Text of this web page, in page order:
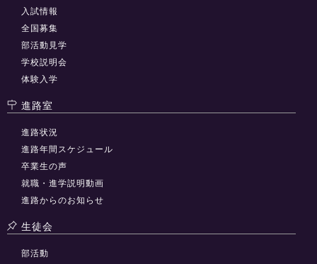
入試情報
全国募集
部活動見学
学校説明会
体験入学
進路室
進路状況
進路年間スケジュール
卒業生の声
就職・進学説明動画
進路からのお知らせ
生徒会
部活動